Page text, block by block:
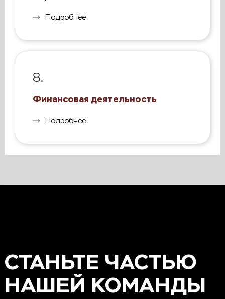
Подробнее
8.
Финансовая деятельность
Подробнее
СТАНЬТЕ ЧАСТЬЮ
НАШЕЙ КОМАНДЫ